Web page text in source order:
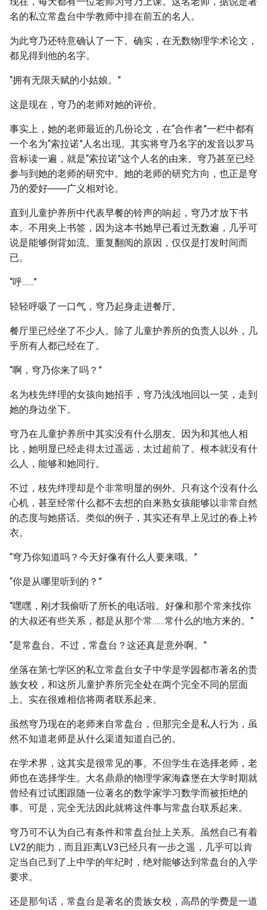
名的私立常盘台中学教师中排在前五的名人。
为此穹乃还特意确认了一下。确实，在无数物理学术论文，
都见得到他的名字。
“拥有无限天赋的小姑娘。”
这是现在，穹乃的老师对她的评价。
事实上，她的老师最近的几份论文，在“合作者”一栏中都有
一个名为“索拉诺”人名出现。其实将穹乃名字的发音以罗马
音标读一遍，就是“索拉诺”这个人名的由来。穹乃甚至已经
参与到她的老师的研究中。她的老师的研究方向，也正是穹
乃的爱好――广义相对论。
直到儿童护养所中代表早餐的铃声的响起，穹乃才放下书
本。不用夹上书签，因为这本书她早已看过无数遍，几乎可
说是能够倒背如流。重复翻阅的原因，仅仅是打发时间而
已。
“呼……”
轻轻呼吸了一口气，穹乃起身走进餐厅。
餐厅里已经坐了不少人。除了儿童护养所的负责人以外，几
乎所有人都已经在了。
“啊，穹乃你来了吗？”
名为枝先绊理的女孩向她招手，穹乃浅浅地回以一笑，走到
她的身边坐下。
穹乃在儿童护养所中其实没有什么朋友。因为和其他人相
比，她明显已经走得太过遥远，太过超前了。根本就没有什
么人，能够和她同行。
不过，枝先绊理却是个非常明显的例外。只有这个没有什么
心机，甚至经常什么都不去想的自来熟女孩能够以非常自然
的态度与她搭话。类似的例子，其实还有早上见过的春上衿
衣。
“穹乃你知道吗？今天好像有什么人要来哦。”
“你是从哪里听到的？”
“嘿嘿，刚才我偷听了所长的电话啦。好像和那个常来找你
的大叔还有些关系，都是从那个常……常什么的地方来的。”
“是常盘台。不过，常盘台？这还真是意外啊。”
坐落在第七学区的私立常盘台女子中学是学园都市著名的贵
族女校，和这所儿童护养所完全处在两个完全不同的层面
上。实在很难相信将两者联系起来。
虽然穹乃现在的老师来自常盘台，但那完全是私人行为，虽
然不知道老师是从什么渠道知道自己的。
在学术界，这其实是很常见的事。不但学生在选择老师，老
师也在选择学生。大名鼎鼎的物理学家海森堡在大学时期就
曾经有过试图跟随一位著名的数学家学习数学而被拒绝的
事。可是，完全无法因此就将这件事与常盘台联系起来。
穹乃可不认为自己有条件和常盘台扯上关系。虽然自己有着
LV.2的能力，而且距离LV.3已经只有一步之遥，几乎可以肯
定当自己到了上中学的年纪时，绝对能够达到常盘台的入学
要求。
还是那句话，常盘台是著名的贵族女校，高昂的学费是一道